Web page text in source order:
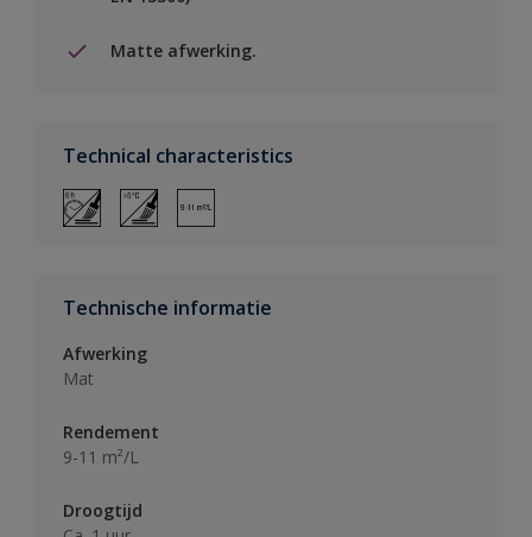
Matte afwerking.
Technical characteristics
Technische informatie
Afwerking
Mat
Rendement
9-11 m²/L
Droogtijd